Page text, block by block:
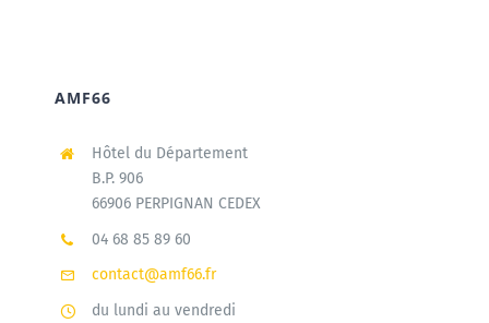
AMF66
Hôtel du Département
B.P. 906
66906 PERPIGNAN CEDEX
04 68 85 89 60
contact@amf66.fr
du lundi au vendredi